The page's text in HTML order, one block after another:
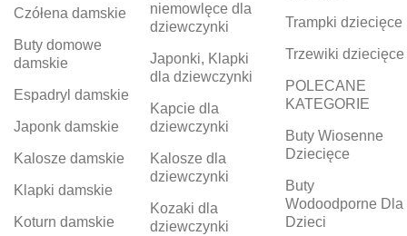
Czółena damskie
Buty domowe
damskie
Espadryl damskie
Japonk damskie
Kalosze damskie
Klapki damskie
Koturn damskie
niemowlęce dla
dziewczynki
Japonki, Klapki
dla dziewczynki
Kapcie dla
dziewczynki
Kalosze dla
dziewczynki
Kozaki dla
dziewczynki
Trampki dziecięce
Trzewiki dziecięce
POLECANE
KATEGORIE
Buty Wiosenne
Dziecięce
Buty
Wodoodporne Dla
Dzieci